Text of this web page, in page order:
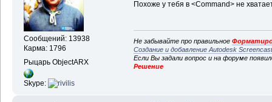
Сообщений: 13938
Карма: 1796
Рыцарь ObjectARX
Skype:
Похоже у тебя в <Command> не
Не забывайте про правильное
Создание и добавление Autodesk
Если Вы задали вопрос и на форуме
Решение